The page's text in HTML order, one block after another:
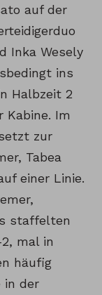
auf der
Inka Wesely
ins
Halbzeit 2
Im
zur
Tabea
einer Linie.
staffelten
mal in
häufig
in der